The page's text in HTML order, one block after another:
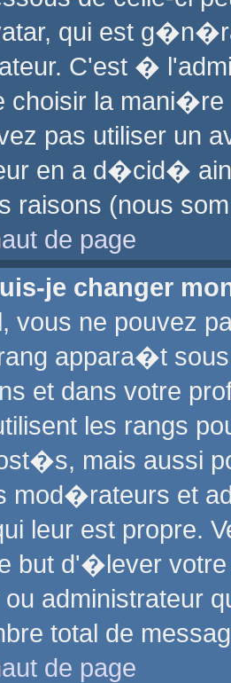
qui est
C'est �
choisir la
pas utiliser un
en a d�cid�
raisons (nous
de page
je changer
ne pouvez
appara�t
et dans votre
les rangs
mais aussi
mod�rateurs et
leur est propre.
but d'�lever
administrateur
total de
de page